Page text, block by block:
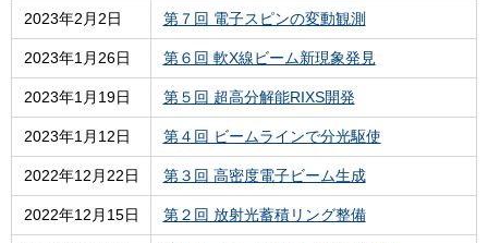
2023年2月2日 第７回 電子スピンの変動観測
2023年1月26日 第６回 軟X線ビーム新現象発見
2023年1月19日 第５回 超高分解能RIXS開発
2023年1月12日 第４回 ビームラインで分光駆使
2022年12月22日 第３回 高密度電子ビーム生成
2022年12月15日 第２回 放射光蓄積リング整備